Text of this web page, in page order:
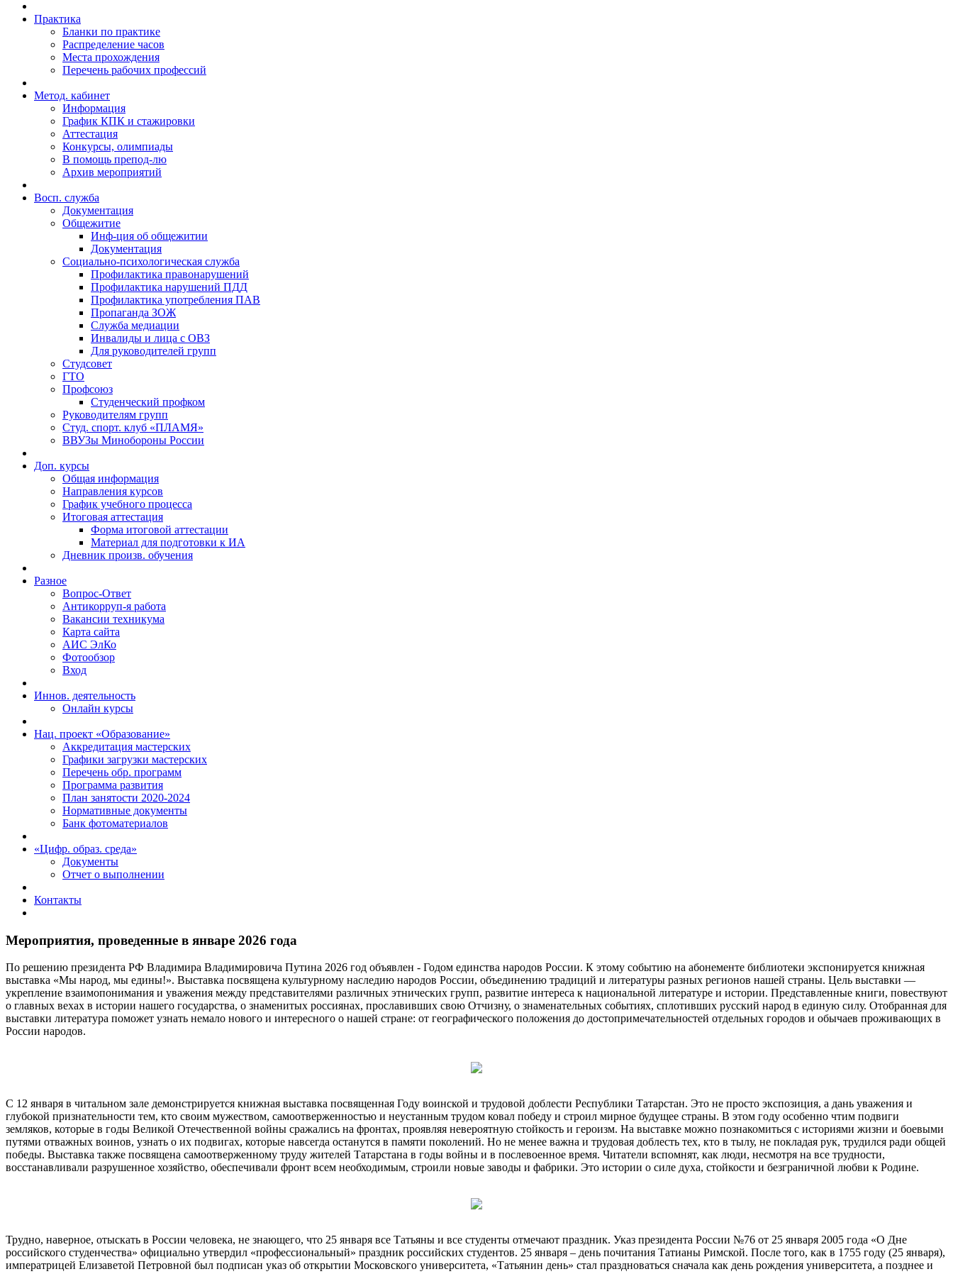
Практика
Бланки по практике
Распределение часов
Места прохождения
Перечень рабочих профессий
Метод. кабинет
Информация
График КПК и стажировки
Аттестация
Конкурсы, олимпиады
В помощь препод-лю
Архив мероприятий
Восп. cлужба
Документация
Общежитие
Инф-ция об общежитии
Документация
Социально-психологическая служба
Профилактика правонарушений
Профилактика нарушений ПДД
Профилактика употребления ПАВ
Пропаганда ЗОЖ
Служба медиации
Инвалиды и лица с ОВЗ
Для руководителей групп
Студсовет
ГТО
Профсоюз
Студенческий профком
Руководителям групп
Студ. спорт. клуб «ПЛАМЯ»
ВВУЗы Минобороны России
Доп. курсы
Общая информация
Направления курсов
График учебного процесса
Итоговая аттестация
Форма итоговой аттестации
Материал для подготовки к ИА
Дневник произв. обучения
Разное
Вопрос-Ответ
Антикорруп-я работа
Вакансии техникума
Карта сайта
АИС ЭлКо
Фотообзор
Вход
Иннов. деятельность
Онлайн курсы
Нац. проект «Образование»
Аккредитация мастерских
Графики загрузки мастерских
Перечень обр. программ
Программа развития
План занятости 2020-2024
Нормативные документы
Банк фотоматериалов
«Цифр. образ. среда»
Документы
Отчет о выполнении
Контакты
Мероприятия, проведенные в январе 2026 года
По решению президента РФ Владимира Владимировича Путина 2026 год объявлен - Годом единства народов России. К этому событию на абонементе библиотеки экспонируется книжная
выставка «Мы народ, мы едины!». Выставка посвящена культурному наследию народов России, объединению традиций и литературы разных регионов нашей страны. Цель выставки —
укрепление взаимопонимания и уважения между представителями различных этнических групп, развитие интереса к национальной литературе и истории. Представленные книги, повествуют
о главных вехах в истории нашего государства, о знаменитых россиянах, прославивших свою Отчизну, о знаменательных событиях, сплотивших русский народ в единую силу. Отобранная для
выставки литература поможет узнать немало нового и интересного о нашей стране: от географического положения до достопримечательностей отдельных городов и обычаев проживающих в
России народов.
С 12 января в читальном зале демонстрируется книжная выставка посвященная Году воинской и трудовой доблести Республики Татарстан. Это не просто экспозиция, а дань уважения и
глубокой признательности тем, кто своим мужеством, самоотверженностью и неустанным трудом ковал победу и строил мирное будущее страны. В этом году особенно чтим подвиги
земляков, которые в годы Великой Отечественной войны сражались на фронтах, проявляя невероятную стойкость и героизм. На выставке можно познакомиться с историями жизни и боевыми
путями отважных воинов, узнать о их подвигах, которые навсегда останутся в памяти поколений. Но не менее важна и трудовая доблесть тех, кто в тылу, не покладая рук, трудился ради общей
победы. Выставка также посвящена самоотверженному труду жителей Татарстана в годы войны и в послевоенное время. Читатели вспомнят, как люди, несмотря на все трудности,
восстанавливали разрушенное хозяйство, обеспечивали фронт всем необходимым, строили новые заводы и фабрики. Это истории о силе духа, стойкости и безграничной любви к Родине.
Трудно, наверное, отыскать в России человека, не знающего, что 25 января все Татьяны и все студенты отмечают праздник. Указ президента России №76 от 25 января 2005 года «О Дне
российского студенчества» официально утвердил «профессиональный» праздник российских студентов. 25 января – день почитания Татианы Римской. После того, как в 1755 году (25 января),
императрицей Елизаветой Петровной был подписан указ об открытии Московского университета, «Татьянин день» стал праздноваться сначала как день рождения университета, а позднее и